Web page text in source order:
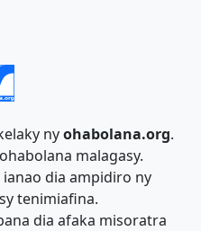
nyohabolana.org.
malagasy.
dia ampidiro ny
tenimiafina.
dia afaka misoratra